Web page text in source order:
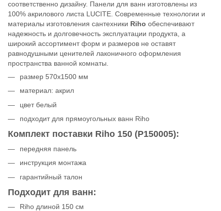
соответственно дизайну. Панели для ванн изготовлены из
100% акрилового листа LUCITE. Современные технологии и
материалы изготовления сантехники Riho обеспечивают
надежность и долговечность эксплуатации продукта, а
широкий ассортимент форм и размеров не оставят
равнодушными ценителей лаконичного оформления
пространства ванной комнаты.
размер 570x1500 мм
материал: акрил
цвет белый
подходит для прямоугольных ванн Riho
Комплект поставки Riho 150 (P150005):
передняя панель
инструкция монтажа
гарантийный талон
Подходит для ванн:
Riho длиной 150 см